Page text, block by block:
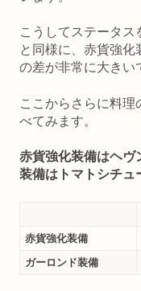
こうしてステータ
と同様に、赤貨強化
の差が非常に大きい
ここからさらに料理
べてみます。
赤貨強化装備はヘヴ
装備はトマトシチュ
赤貨強化装備
ガーロンド装備